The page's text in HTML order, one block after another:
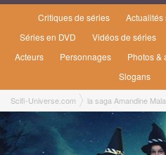
Critiques de séries Actualités
Séries en DVD
Vidéos de séries
Acteurs
Personnages Photos &
Slogans
Scifi-Universe.com
la saga Amandine
Amandine Malabul, sorcière maladroite [2017]